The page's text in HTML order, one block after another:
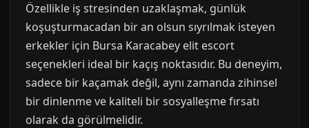
Özellikle iş stresinden uzaklaşmak, günlük
koşuşturmacadan bir an olsun sıyrılmak isteyen
erkekler için Bursa Karacabey elit escort
seçenekleri ideal bir kaçış noktasıdır. Bu deneyim,
sadece bir kaçamak değil, aynı zamanda zihinsel
bir dinlenme ve kaliteli bir sosyalleşme fırsatı
olarak da görülmelidir.